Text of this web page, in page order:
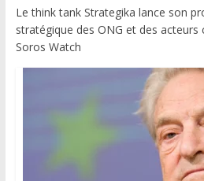
Le think tank Strategika lance son
stratégique des ONG et des
Soros Watch